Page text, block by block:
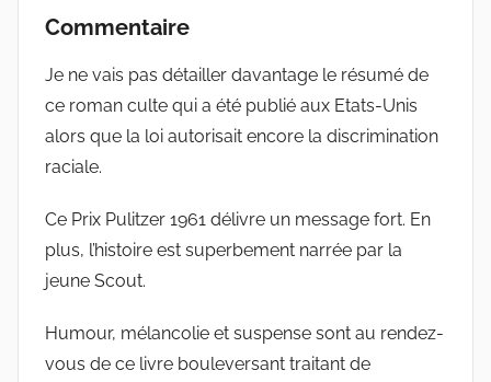
Commentaire
Je ne vais pas détailler davantage le résumé de
ce roman culte qui a été publié aux Etats-Unis
alors que la loi autorisait encore la discrimination
raciale.
Ce Prix Pulitzer 1961 délivre un message fort. En
plus, l’histoire est superbement narrée par la
jeune Scout.
Humour, mélancolie et suspense sont au rendez-
vous de ce livre bouleversant traitant de